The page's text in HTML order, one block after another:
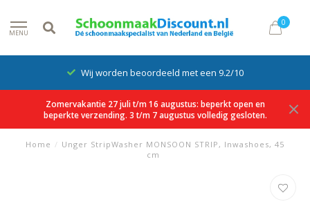
MENU
0
Wij worden beoordeeld met een 9.2/10
Zomervakantie 27 juli t/m 16 augustus: beperkt open en
beperkte verzending. 3 t/m 7 augustus volledig gesloten.
Home / Unger StripWasher MONSOON STRIP, Inwashoes, 45
cm